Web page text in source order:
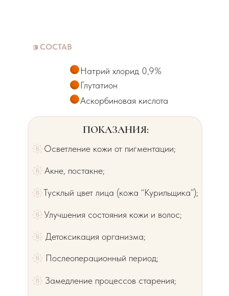
ПОКАЗАНИЯ:
Осветление кожи от пигментации;
Тусклый цвет лица (кожа “Курильщика”);
Замедление процессов старения;
Детоксикация организма;
Послеоперационный период;
Улучшения состояния кожи и волос;
Акне, постакне;
Натрий хлорид 0,9%
Глутатион
СОСТАВ
⁍
Аскорбиновая кислота